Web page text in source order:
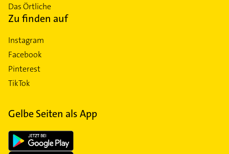
Das Örtliche
Zu finden auf
Instagram
Facebook
Pinterest
TikTok
Gelbe Seiten als App